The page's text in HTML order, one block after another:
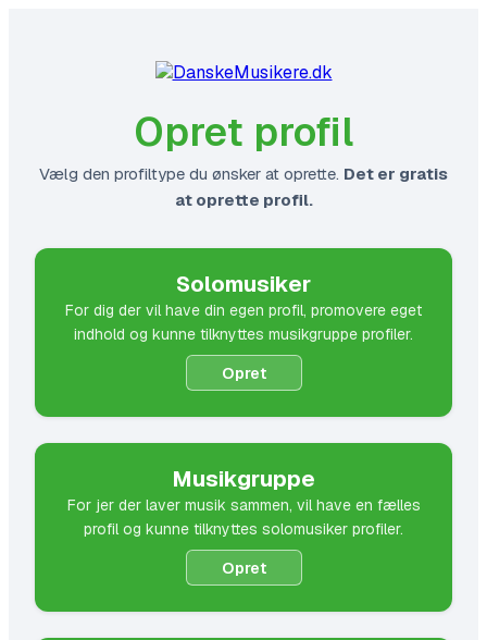
Opret profil
Vælg den profiltype du ønsker at oprette. Det er gratis
at oprette profil.
Solomusiker
For dig der vil have din egen profil, promovere eget
indhold og kunne tilknyttes musikgruppe profiler.
Opret
Musikgruppe
For jer der laver musik sammen, vil have en fælles
profil og kunne tilknyttes solomusiker profiler.
Opret